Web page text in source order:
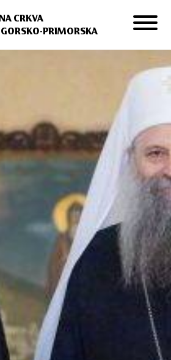
CRKVA
PRIMORSKA